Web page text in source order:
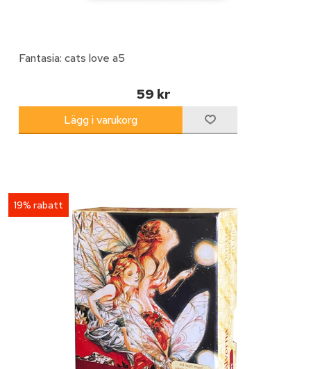
Fantasia: cats love a5
59 kr
19% rabatt